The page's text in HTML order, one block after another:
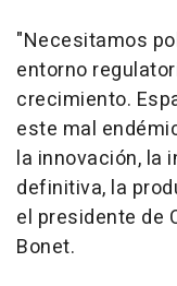
"Necesitamos
entorno
crecimiento.
este mal
la innovación, la
definitiva, la
el presidente de
Bonet.